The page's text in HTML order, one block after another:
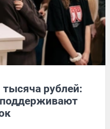
рублей:
поддерживают